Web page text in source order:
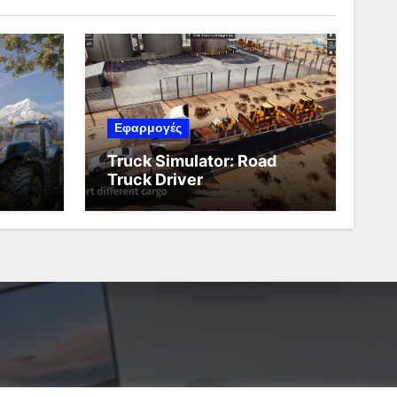
Εφαρμογές
Truck Simulator: Road
Truck Driver